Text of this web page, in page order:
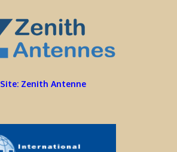
Site: Zenith Antenne